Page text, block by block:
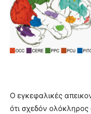
Ο εγκεφαλικές
ότι σχεδόν ολόκληρος